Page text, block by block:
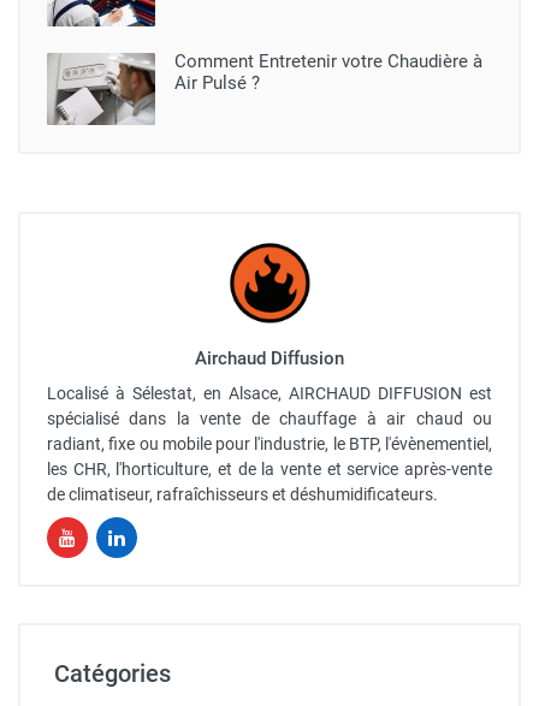
Comment Entretenir votre Chaudière à
Air Pulsé ?
Airchaud Diffusion
Localisé à Sélestat, en Alsace, AIRCHAUD DIFFUSION est
spécialisé dans la vente de chauffage à air chaud ou
radiant, fixe ou mobile pour l'industrie, le BTP, l'évènementiel,
les CHR, l'horticulture, et de la vente et service après-vente
de climatiseur, rafraîchisseurs et déshumidificateurs.
Catégories